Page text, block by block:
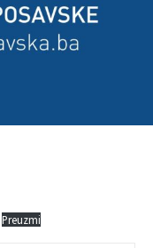
Preuzmi